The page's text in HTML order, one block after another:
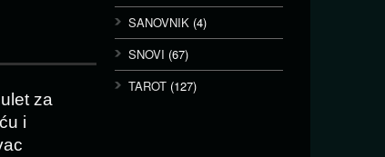
za
i
SANOVNIK (4)
SNOVI (67)
TAROT (127)